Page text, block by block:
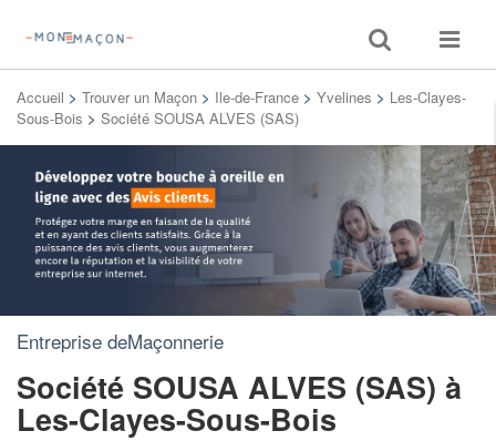
Toggle
search
Toggle
Accueil > Trouver un Maçon > Ile-de-France > Yvelines > Les-Clayes-
Sous-Bois > Société SOUSA ALVES (SAS)
Entreprise deMaçonnerie
Société SOUSA ALVES (SAS) à
Les-Clayes-Sous-Bois